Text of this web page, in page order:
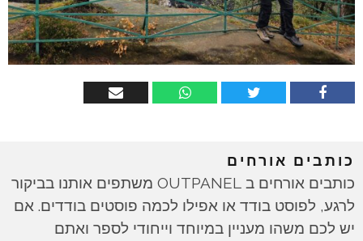
כותבים אורחים
כותבים אורחים ב OUTPANEL משתפים אותנו בביקור
לרגע, לפוסט בודד או אפילו לכמה פוסטים בודדים. אם
יש לכם משהו מעניין במיוחד וייחודי לספר ואתם